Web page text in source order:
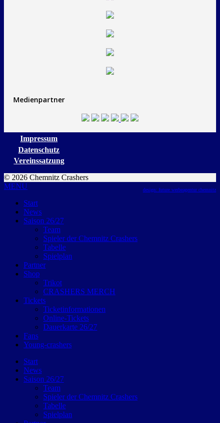
Medienpartner
Impressum
Datenschutz
Vereinssatzung
© 2026 Chemnitz Crashers
design: future werbeagentur chemnitz
MENU
Start
News
Saison 26/27
Team
Spieler der Chemnitz Crashers
Tabelle
Spielplan
Partner
Shop
Trikot
CRASHERS MERCH
Tickets
Ticketinformationen
Online-Tickets
Dauerkarte 26/27
Fans
Young-crashers
Start
News
Saison 26/27
Team
Spieler der Chemnitz Crashers
Tabelle
Spielplan